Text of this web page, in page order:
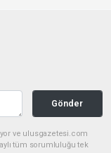
Gönder
ve ulusgazetesi.com
tüm sorumluluğu tek